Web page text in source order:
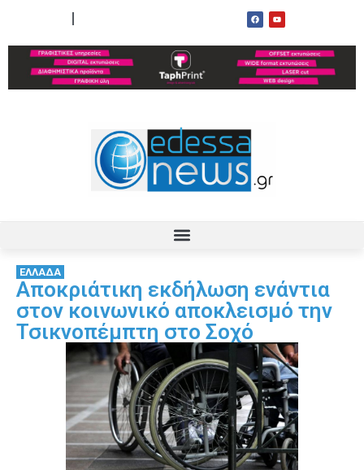
ΕΛΛΑΔΑ
Αποκριάτικη εκδήλωση ενάντια
στον κοινωνικό αποκλεισμό την
Τσικνοπέμπτη στο Σοχό